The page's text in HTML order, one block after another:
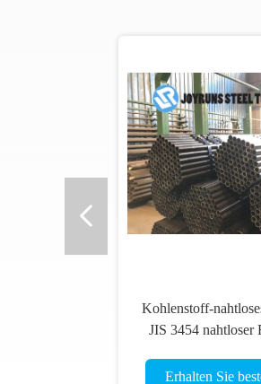
Kohlenstoff-
JIS 3454 nahtloser
Erhalten Sie